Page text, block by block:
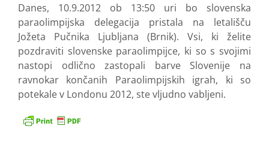
Danes, 10.9.2012 ob 13:50 uri bo slovenska
paraolimpijska delegacija pristala na letališču
Jožeta Pučnika Ljubljana (Brnik). Vsi, ki želite
pozdraviti slovenske paraolimpijce, ki so s svojimi
nastopi odlično zastopali barve Slovenije na
ravnokar končanih Paraolimpijskih igrah, ki so
potekale v Londonu 2012, ste vljudno vabljeni.